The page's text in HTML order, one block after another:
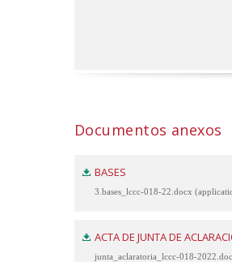
Documentos anexos
BASES
3.bases_lccc-018-22.docx
ACTA DE JUNTA DE
junta_aclaratoria_lccc-018-